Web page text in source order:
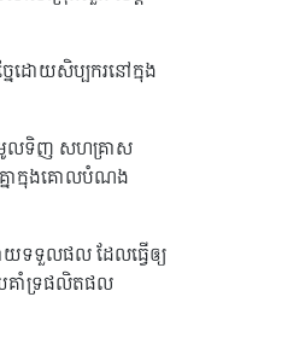
ៃដោយសិប្បករនៅក្នុង
មូលទិញ សហគ្រាស
នាក្នុងគោលបំណង
ោយទទួលផល ដែលធ្វើឲ្យ
យគាំទ្រផលិតផល